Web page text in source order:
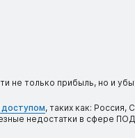
не только прибыль, но и
доступом, таких как: Россия,
недостатки в сфере